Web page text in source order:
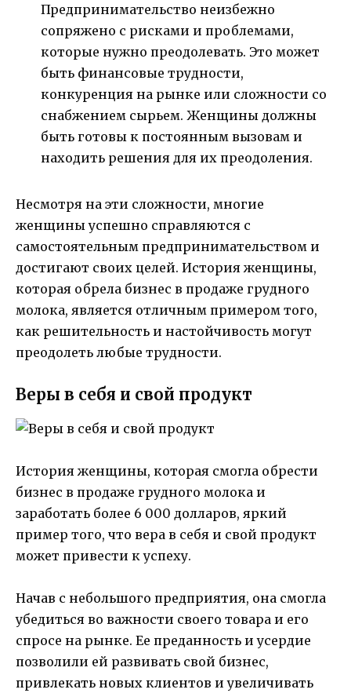
Предпринимательство неизбежно
сопряжено с рисками и проблемами,
которые нужно преодолевать. Это может
быть финансовые трудности,
конкуренция на рынке или сложности со
снабжением сырьем. Женщины должны
быть готовы к постоянным вызовам и
находить решения для их преодоления.
Несмотря на эти сложности, многие
женщины успешно справляются с
самостоятельным предпринимательством и
достигают своих целей. История женщины,
которая обрела бизнес в продаже грудного
молока, является отличным примером того,
как решительность и настойчивость могут
преодолеть любые трудности.
Веры в себя и свой продукт
История женщины, которая смогла обрести
бизнес в продаже грудного молока и
заработать более 6 000 долларов, яркий
пример того, что вера в себя и свой продукт
может привести к успеху.
Начав с небольшого предприятия, она смогла
убедиться во важности своего товара и его
спросе на рынке. Ее преданность и усердие
позволили ей развивать свой бизнес,
привлекать новых клиентов и увеличивать